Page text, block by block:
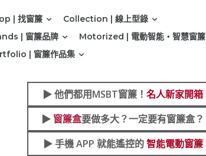
| 找窗簾
Collection | 線上型錄
| 窗簾品牌
Motorized | 電動智能‧智慧窗簾
| 窗簾作品集
▶︎他們都用MSBT窗簾！ 名人新家開箱
▶︎ 窗簾盒要做多大？一定要有窗簾盒？
▶︎ 手機 APP 就能遙控的智能電動窗簾